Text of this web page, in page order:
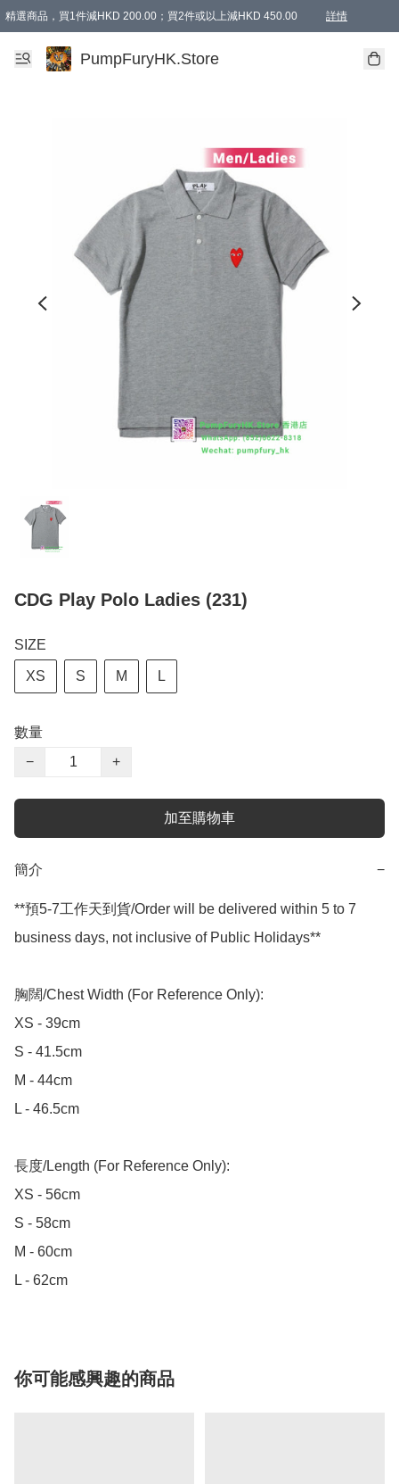
精選商品，買1件減HKD 200.00；買2件或以上減HKD 450.00 詳情
AAPE商品,會員專享9折或以上（按會員等級）AAPE products, members can
精選商品，任選買2件或以上減HKD 100.00
購物滿 HKD 800.00即享免運費優惠！（適用於 特定的送貨方式 )
PumpFuryHK.Store
CDG Play Polo Ladies (231)
SIZE
XS S M L
數量
−
+
加至購物車
簡介 −
**預5-7工作天到貨/Order will be delivered within 5 to 7
business days, not inclusive of Public Holidays**
胸闊/Chest Width (For Reference Only):
XS - 39cm
S - 41.5cm
M - 44cm
L - 46.5cm
長度/Length (For Reference Only):
XS - 56cm
S - 58cm
M - 60cm
L - 62cm
你可能感興趣的商品